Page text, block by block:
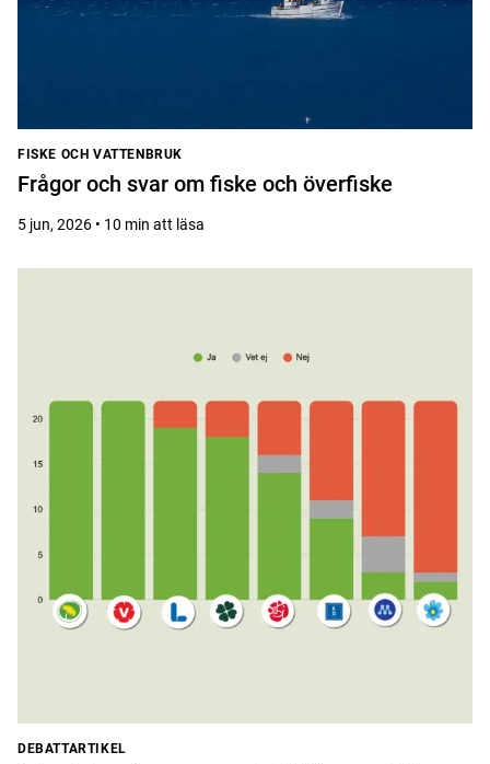
FISKE OCH VATTENBRUK
Frågor och svar om fiske och överfiske
5 jun, 2026 • 10 min att läsa
DEBATTARTIKEL